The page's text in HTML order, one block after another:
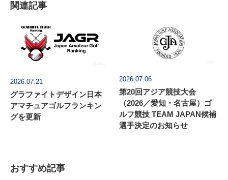
関連記事
2026.07.21
グラファイトデザイン日本
アマチュアゴルフランキン
グを更新
2026.07.06
第20回アジア競技大会
（2026／愛知・名古屋）ゴ
ルフ競技 TEAM JAPAN候補
選手決定のお知らせ
おすすめ記事